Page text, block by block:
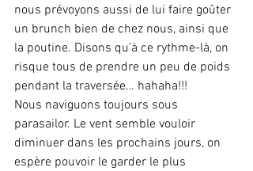
nous prévoyons aussi de lui faire goûter
un brunch bien de chez nous, ainsi que
la poutine. Disons qu’à ce rythme-là, on
risque tous de prendre un peu de poids
pendant la traversée… hahaha!!!
Nous naviguons toujours sous
parasailor. Le vent semble vouloir
diminuer dans les prochains jours, on
espère pouvoir le garder le plus